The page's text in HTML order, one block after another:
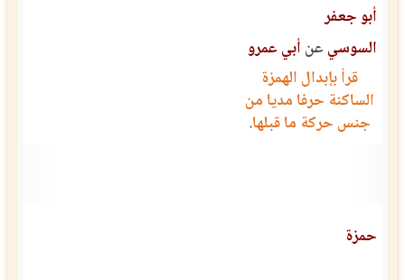
أبو جعفر
السوسي عن أبي عمرو
قرأ بإبدال الهمزة
الساكنة حرفا مديا من
جنس حركة ما قبلها.
حمزة